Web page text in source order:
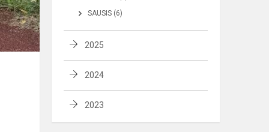
SAUSIS (6)
2025
2024
2023